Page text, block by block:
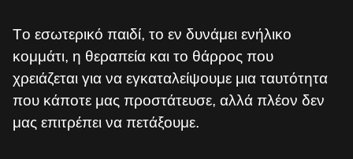
Tο εσωτερικό παιδί, το εν δυνάμει ενήλικο
κομμάτι, η θεραπεία και το θάρρος που
χρειάζεται για να εγκαταλείψουμε μια ταυτότητα
που κάποτε μας προστάτευσε, αλλά πλέον δεν
μας επιτρέπει να πετάξουμε.